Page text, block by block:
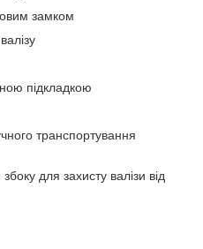
замком
підкладкою
транспортування
для захисту валізи від